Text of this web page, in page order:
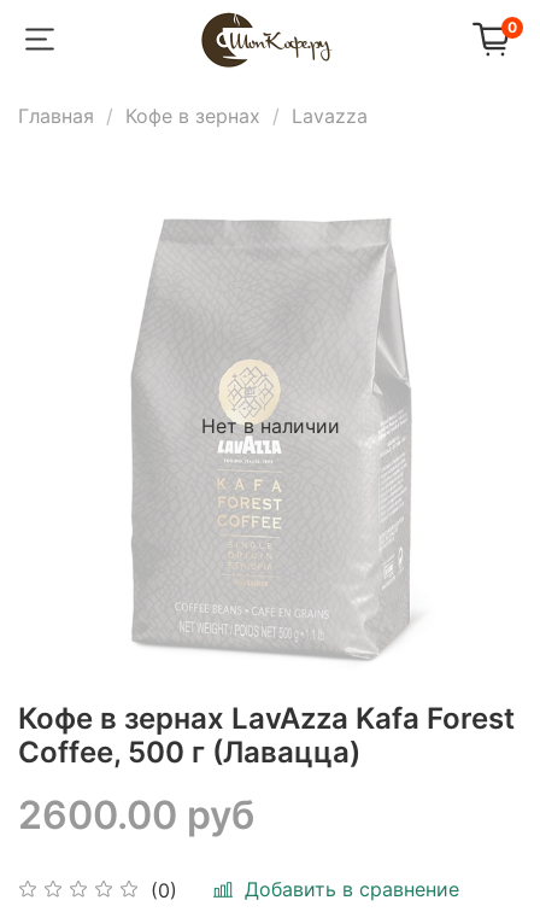
0
Главная Кофе в зернах Lavazza
Нет в наличии
Кофе в зернах LavAzza Kafa Forest
Coffee, 500 г (Лавацца)
(0) Добавить в сравнение
2600.00 руб